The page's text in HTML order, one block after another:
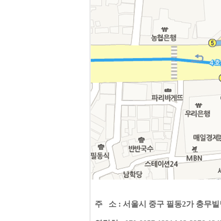
주 소 : 서울시 중구 필동2가 충무빌